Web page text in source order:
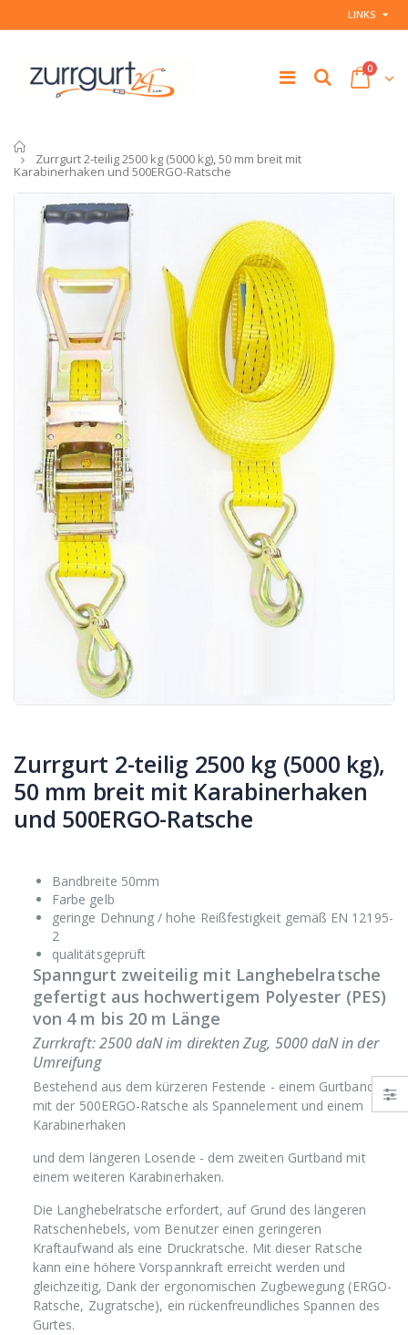
LINKS
0
Zurrgurt 2-teilig 2500 kg (5000 kg), 50 mm breit mit
Karabinerhaken und 500ERGO-Ratsche
Zurrgurt 2-teilig 2500 kg (5000 kg),
50 mm breit mit Karabinerhaken
und 500ERGO-Ratsche
Bandbreite 50mm
Farbe gelb
geringe Dehnung / hohe Reißfestigkeit gemäß EN 12195-
2
qualitätsgeprüft
Spanngurt zweiteilig mit Langhebelratsche
gefertigt aus hochwertigem Polyester (PES)
von 4 m bis 20 m Länge
Zurrkraft: 2500 daN im direkten Zug, 5000 daN in der
Umreifung
Bestehend aus dem kürzeren Festende - einem Gurtband
mit der 500ERGO-Ratsche als Spannelement und einem
Karabinerhaken
und dem längeren Losende - dem zweiten Gurtband mit
einem weiteren Karabinerhaken.
Die Langhebelratsche erfordert, auf Grund des längeren
Ratschenhebels, vom Benutzer einen geringeren
Kraftaufwand als eine Druckratsche. Mit dieser Ratsche
kann eine höhere Vorspannkraft erreicht werden und
gleichzeitig, Dank der ergonomischen Zugbewegung (ERGO-
Ratsche, Zugratsche), ein rückenfreundliches Spannen des
Gurtes.